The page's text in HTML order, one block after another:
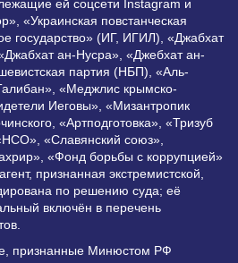
ей соцсети Instagram и
«Украинская повстанческая
государство» (ИГ, ИГИЛ), «Джабхат
ан-Нусра», «Джебхат ан-
партия (НБП), «Аль-
«Меджлис крымско-
Иеговы», «Мизантропик
«Артподготовка», «Тризуб
«Славянский союз»,
«Фонд борьбы с коррупцией»
признанная экстремистской,
по решению суда; её
включён в перечень
признанные Минюстом РФ